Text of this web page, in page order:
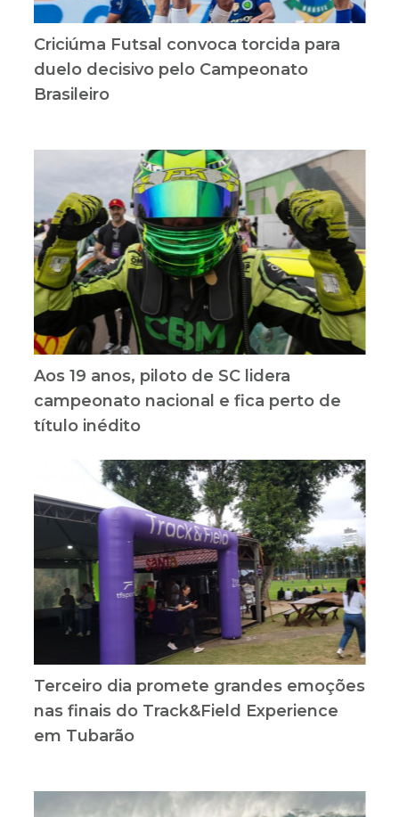
Criciúma Futsal convoca torcida para
duelo decisivo pelo Campeonato
Brasileiro
Aos 19 anos, piloto de SC lidera
campeonato nacional e fica perto de
título inédito
Terceiro dia promete grandes emoções
nas finais do Track&Field Experience
em Tubarão